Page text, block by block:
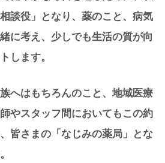
談役」となり、薬のこと、病気
に考え、少しでも生活の質が向
します。
へはもちろんのこと、地域医療
やスタッフ間においてもこの約
皆さまの「なじみの薬局」とな